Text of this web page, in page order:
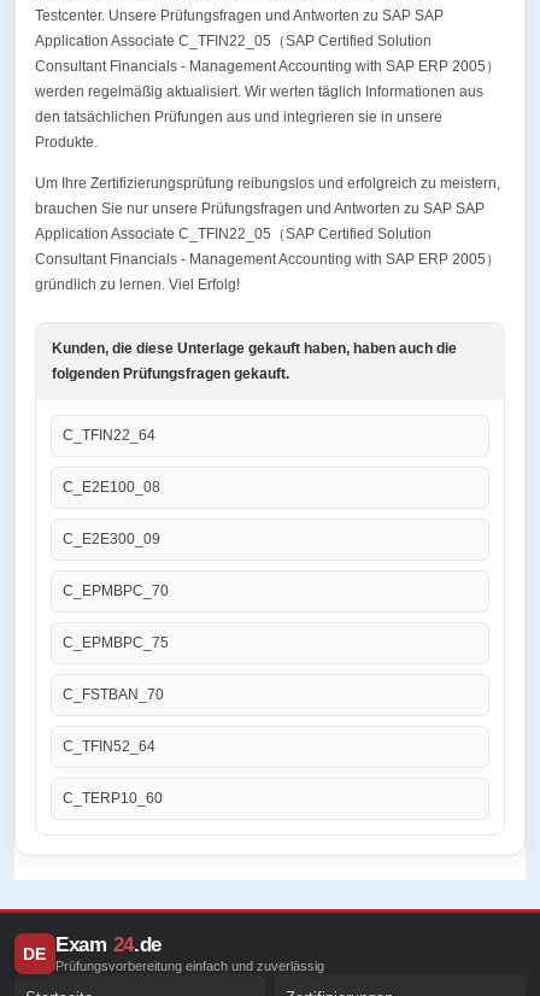
Testcenter. Unsere Prüfungsfragen und Antworten zu SAP SAP
Application Associate C_TFIN22_05（SAP Certified Solution
Consultant Financials - Management Accounting with SAP ERP 2005）
werden regelmäßig aktualisiert. Wir werten täglich Informationen aus
den tatsächlichen Prüfungen aus und integrieren sie in unsere
Produkte.
Um Ihre Zertifizierungsprüfung reibungslos und erfolgreich zu meistern,
brauchen Sie nur unsere Prüfungsfragen und Antworten zu SAP SAP
Application Associate C_TFIN22_05（SAP Certified Solution
Consultant Financials - Management Accounting with SAP ERP 2005）
gründlich zu lernen. Viel Erfolg!
Kunden, die diese Unterlage gekauft haben, haben auch die
folgenden Prüfungsfragen gekauft.
C_TFIN22_64
C_E2E100_08
C_E2E300_09
C_EPMBPC_70
C_EPMBPC_75
C_FSTBAN_70
C_TFIN52_64
C_TERP10_60
DE Exam 24.de
Prüfungsvorbereitung einfach und zuverlässig